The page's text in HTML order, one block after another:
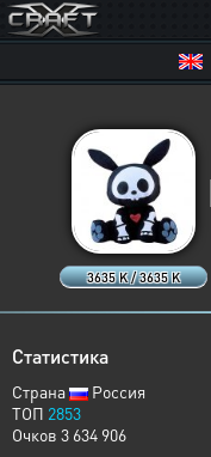
3635 K / 3635 K
Статистика
Страна
Россия
ТОП 2853
Очков 3 634 906